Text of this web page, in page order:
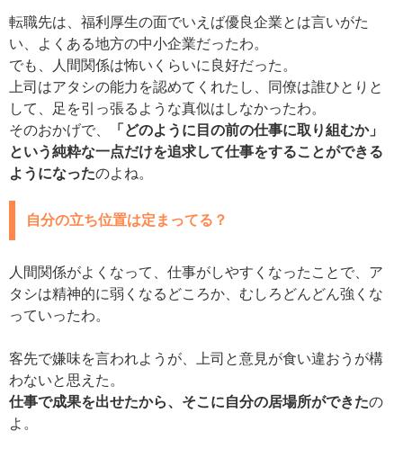
転職先は、福利厚生の面でいえば優良企業とは言いがた
い、よくある地方の中小企業だったわ。
でも、人間関係は怖いくらいに良好だった。
上司はアタシの能力を認めてくれたし、同僚は誰ひとりと
して、足を引っ張るような真似はしなかったわ。
そのおかげで、
「どのように目の前の仕事に取り組むか」
という純粋な一点だけを追求して仕事をすることができる
ようになったのよね。
自分の立ち位置は定まってる？
人間関係がよくなって、仕事がしやすくなったことで、ア
タシは精神的に弱くなるどころか、むしろどんどん強くな
っていったわ。
客先で嫌味を言われようが、上司と意見が食い違おうが構
わないと思えた。
仕事で成果を出せたから、そこに自分の居場所ができたの
よ。